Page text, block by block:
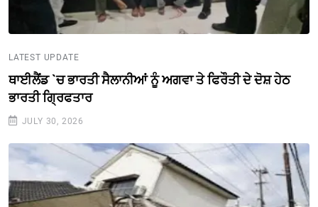
LATEST UPDATE
ਥਾਈਲੈਂਡ `ਚ ਭਾਰਤੀ ਸੈਲਾਨੀਆਂ ਨੂੰ ਅਗਵਾ ਤੇ ਫਿਰੌਤੀ ਦੇ ਦੋਸ਼ ਹੇਠ
ਭਾਰਤੀ ਗ੍ਰਿਫਤਾਰ
JULY 30, 2026